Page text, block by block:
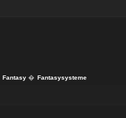
Fantasy� Fantasysysteme